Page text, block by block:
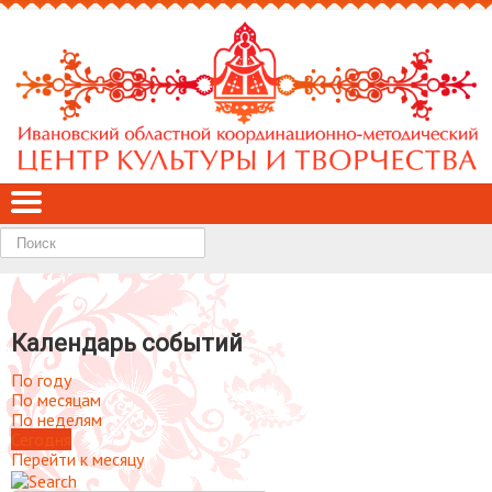
Найти
Календарь событий
По году
По месяцам
По неделям
Перейти к месяцу